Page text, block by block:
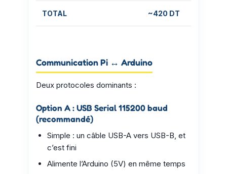
TOTAL ~420 DT
Communication Pi ↔ Arduino
Deux protocoles dominants :
Option A : USB Serial 115200 baud
(recommandé)
Simple : un câble USB-A vers USB-B, et
c’est fini
Alimente l’Arduino (5V) en même temps